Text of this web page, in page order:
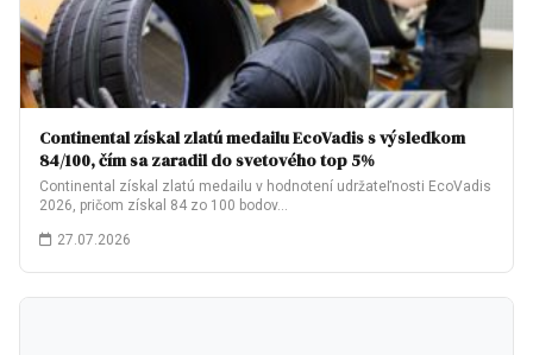
Continental získal zlatú medailu EcoVadis s výsledkom
84/100, čím sa zaradil do svetového top 5%
Continental získal zlatú medailu v hodnotení udržateľnosti EcoVadis
2026, pričom získal 84 zo 100 bodov…
27.07.2026